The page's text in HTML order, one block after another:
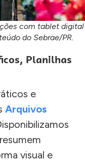
com tablet digital
do Sebrae/PR.
Planilhas
e
Arquivos
visual e